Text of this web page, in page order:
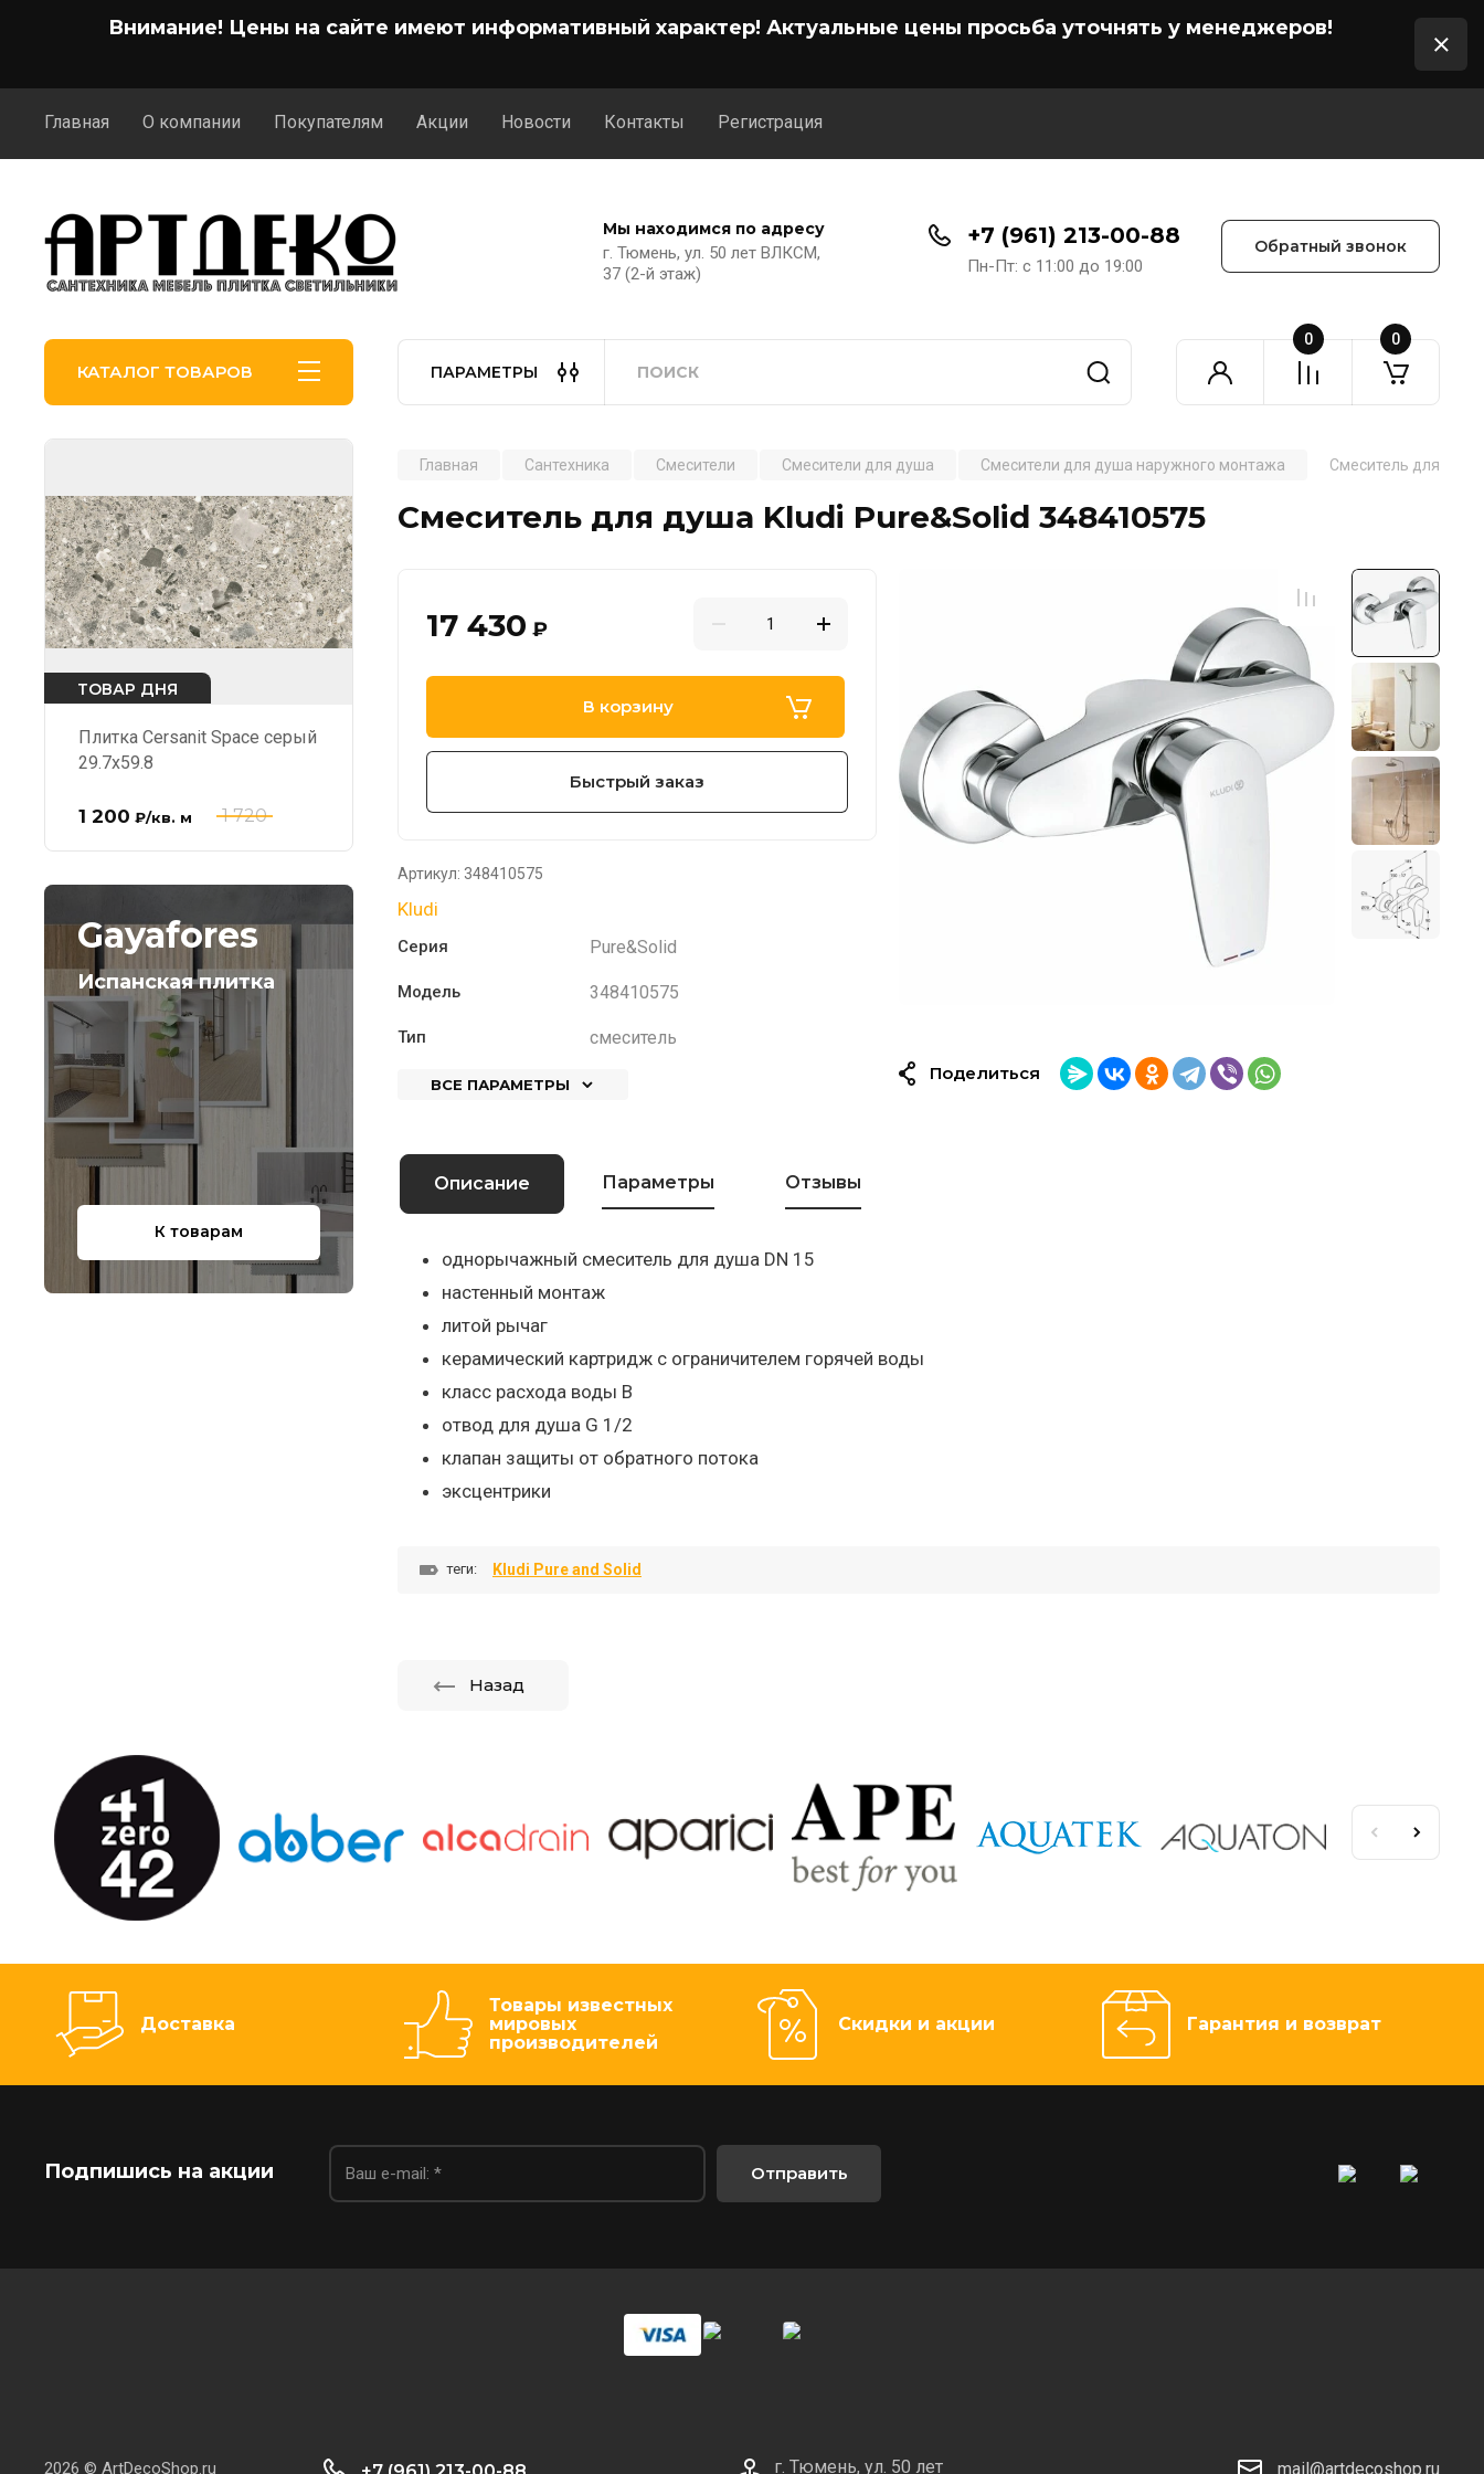
Внимание! Цены на сайте имеют информативный характер! Актуальные цены просьба уточнять у менеджеров!
Главная О компании Покупателям Акции Новости Контакты Регистрация
Мы находимся по адресу
г. Тюмень, ул. 50 лет ВЛКСМ,
37 (2-й этаж)
+7 (961) 213-00-88
Пн-Пт: с 11:00 до 19:00
Обратный звонок
КАТАЛОГ ТОВАРОВ ПАРАМЕТРЫ
0 0
ТОВАР ДНЯ
Плитка Cersanit Space серый
29.7x59.8
1 720
1 200 ₽/кв. м
Gayafores
Испанская плитка
К товарам
Главная Сантехника Смесители Смесители для душа Смесители для душа наружного монтажа Смеситель для
Смеситель для душа Kludi Pure&Solid 348410575
17 430 ₽
В корзину
Быстрый заказ
Артикул: 348410575
Kludi
Серия Pure&Solid
Модель 348410575
Тип смеситель
ВСЕ ПАРАМЕТРЫ
Поделиться
Описание Параметры Отзывы
однорычажный смеситель для душа DN 15
настенный монтаж
литой рычаг
керамический картридж с ограничителем горячей воды
класс расхода воды В
отвод для душа G 1/2
клапан защиты от обратного потока
эксцентрики
теги: Kludi Pure and Solid
Назад
Доставка
Товары известных
мировых
производителей
Скидки и акции Гарантия и возврат
Подпишись на акции Отправить
2026 © ArtDecoShop.ru г. Тюмень, ул. 50 лет mail@artdecoshop.ru